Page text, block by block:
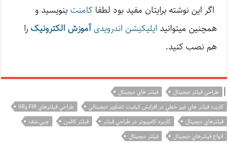
اگر این نوشته‌ برایتان مفید بود لطفاکامنت بنویسید و
همچنین میتوانید اپلیکیشن اندرویدیآموزش الکترونیک را
هم نصب کنید.
| طراحي فيلتر ديجيتال
فيلتر هاي ديجيتال
كاربرد فيلتر هاي غير خطي در افزايش كيفيت تصاوير ديجيتالي
طراحي فيلترهاي FIR وIIR
فيلترهاي ديجيتال
كاربرد كامپيوتر در طراحي فيلتر فيلتر كالمن
چبي شف
انواع فيلترهاي ديجيتال
فيلتر ديجيتال